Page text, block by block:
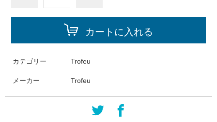
カートに入れる
カテゴリー Trofeu
メーカー Trofeu